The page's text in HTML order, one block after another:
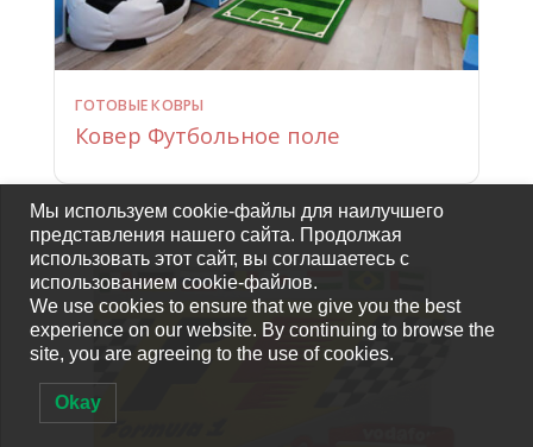
ГОТОВЫЕ КОВРЫ
Ковер Футбольное поле
Мы используем cookie-файлы для наилучшего
представления нашего сайта. Продолжая
использовать этот сайт, вы соглашаетесь с
использованием cookie-файлов.
We use cookies to ensure that we give you the best
experience on our website. By continuing to browse the
site, you are agreeing to the use of cookies.
Okay